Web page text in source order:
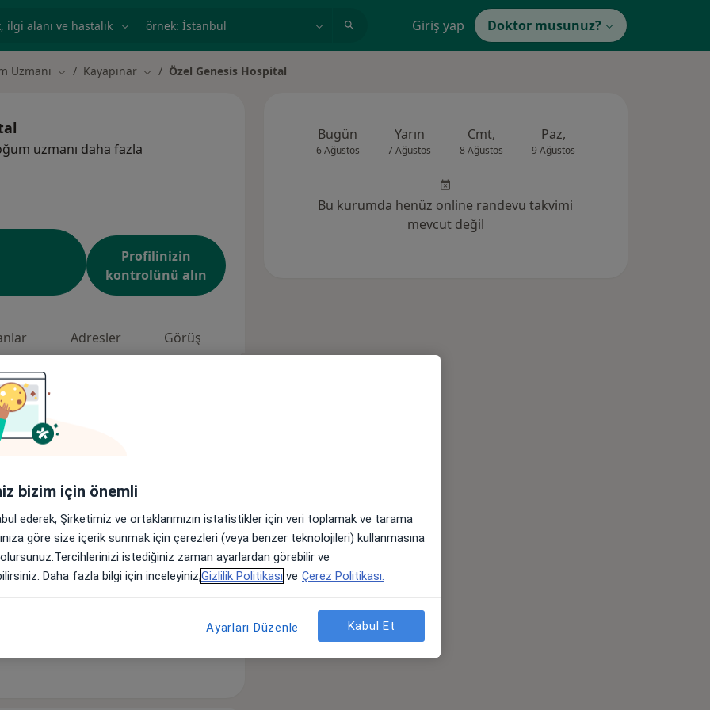
örnek: İstanbul Giriş yap Doktor musunuz?
Uzmanı Şehir değiştir
Kayapınar Şehir değiştir
Özel Genesis Hospital
uzmanı daha fazla
Profilinizin
kontrolünü alın
Adresler Görüş
Başka bir uzmanlık arayın
ve reanimasyon uzmanı, 1
ve damar cerrahisi uzmanı, 1 adet
ve hastalıkları uzmanı, 1 adet
5 adet kadın hastalıkları ve
1 adet ortopedi ve travmatoloji
uzmanı, 1 adet tıbbi biyokimya
Bugün
6 Ağustos
Yarın
7 Ağustos
Cmt,
8 Ağustos
Paz,
9 Ağustos
Bu kurumda henüz online randevu takvimi
mevcut değil
bizim için önemli
ederek, Şirketimiz ve ortaklarımızın istatistikler için veri toplamak ve tarama
göre size içerik sunmak için çerezleri (veya benzer teknolojileri) kullanmasına
istediğiniz zaman ayarlardan görebilir ve
Daha fazla bilgi için inceleyiniz,Gizlilik Politikası ve Çerez Politikası.
Ayarları Düzenle Kabul Et